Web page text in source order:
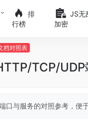
排
行榜
JS无
加密
档对照表
TCP/UDP
口与服务的对照参考，便